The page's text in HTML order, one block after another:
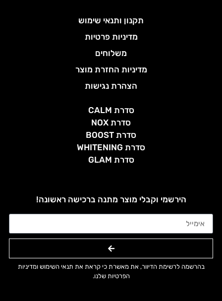
תקנון ותנאי שימוש
מדיניות פרטיות
משלוחים
מדיניות החזרת מוצר
הצהרת נגישות
סדרת CALM
סדרת NOX
סדרת BOOST
סדרת WHITENING
סדרת GLAM
הירשמי וקבלי מוצר מתנה ברכישה ראשונה!
בהרשמה לרשימת הדיוור, את מאשרת כי קראת את תנאי השימוש ומדיניות
הפרטיות שלנו.